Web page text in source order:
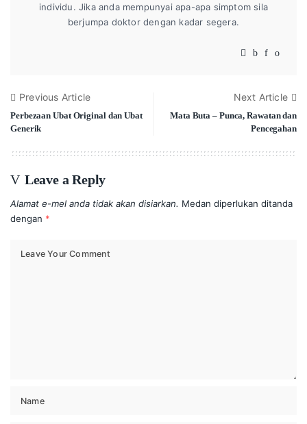
individu. Jika anda mempunyai apa-apa simptom sila
berjumpa doktor dengan kadar segera.
Previous Article
Perbezaan Ubat Original dan Ubat
Generik
Next Article
Mata Buta – Punca, Rawatan dan
Pencegahan
Leave a Reply
Alamat e-mel anda tidak akan disiarkan. Medan diperlukan ditanda
dengan *